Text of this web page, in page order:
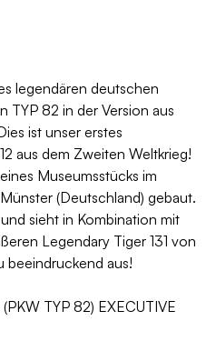
legendären deutschen
TYP 82 in der Version aus
ist unser erstes
aus dem Zweiten Weltkrieg!
Museumsstücks im
(Deutschland) gebaut.
sieht in Kombination mit
Legendary Tiger 131 von
beeindruckend aus!
TYP 82) EXECUTIVE